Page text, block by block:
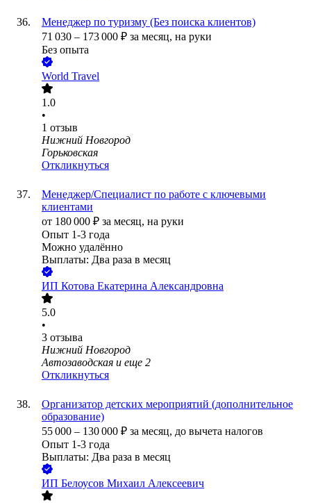
Менеджер по туризму (Без поиска клиентов)
71 030 – 173 000 ₽ за месяц, на руки
Без опыта
World Travel
1.0
•
1 отзыв
Нижний Новгород
Горьковская
Откликнуться
Менеджер/Специалист по работе с ключевыми
клиентами
от 180 000 ₽ за месяц, на руки
Опыт 1-3 года
Можно удалённо
Выплаты: Два раза в месяц
ИП Котова Екатерина Александровна
5.0
•
3 отзыва
Нижний Новгород
Автозаводская и еще 2
Откликнуться
Организатор детских мероприятий (дополнительное
образование)
55 000 – 130 000 ₽ за месяц, до вычета налогов
Опыт 1-3 года
Выплаты: Два раза в месяц
ИП Белоусов Михаил Алексеевич